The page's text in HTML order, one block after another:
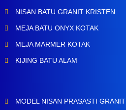
NISAN BATU GRANIT KRISTEN
MEJA BATU ONYX KOTAK
MEJA MARMER KOTAK
KIJING BATU ALAM
MODEL NISAN PRASASTI GRANIT